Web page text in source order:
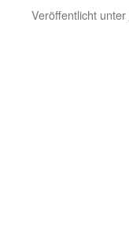
Veröffentlicht unter